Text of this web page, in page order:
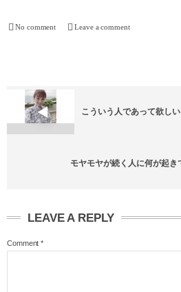
No comment Leave a comment
こういう人であって欲し
モヤモヤが続く人に何が起き
LEAVE A REPLY
Comment *